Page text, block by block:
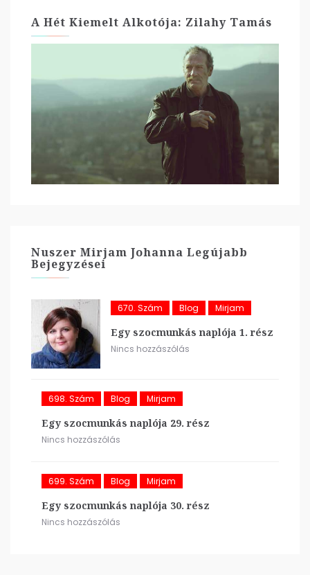
A Hét Kiemelt Alkotója: Zilahy Tamás
Nuszer Mirjam Johanna Legújabb
Bejegyzései
670. Szám Blog Mirjam
Egy szocmunkás naplója 1. rész
Nincs hozzászólás
698. Szám Blog Mirjam
Egy szocmunkás naplója 29. rész
Nincs hozzászólás
699. Szám Blog Mirjam
Egy szocmunkás naplója 30. rész
Nincs hozzászólás